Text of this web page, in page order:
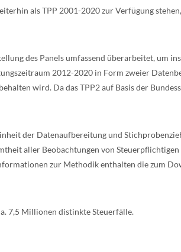
als TPP 2001-2020 zur Verfügung
des Panels umfassend überarbeitet, um
2012-2020 in Form zweier
wird. Da das TPP2 auf Basis der
der Datenaufbereitung und
aller Beobachtungen von Steuerpflichtigen
zur Methodik enthalten die zum
7,5 Millionen distinkte Steuerfälle.